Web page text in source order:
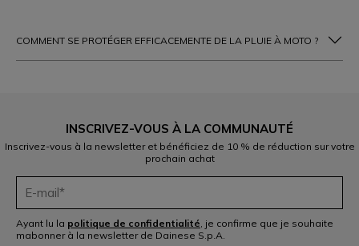
COMMENT SE PROTÉGER EFFICACEMENTE DE LA PLUIE À MOTO ?
INSCRIVEZ-VOUS À LA COMMUNAUTÉ
Inscrivez-vous à la newsletter et bénéficiez de 10 % de réduction sur votre
prochain achat
Ayant lu la politique de confidentialité, je confirme que je souhaite
mabonner à la newsletter de Dainese S.p.A.